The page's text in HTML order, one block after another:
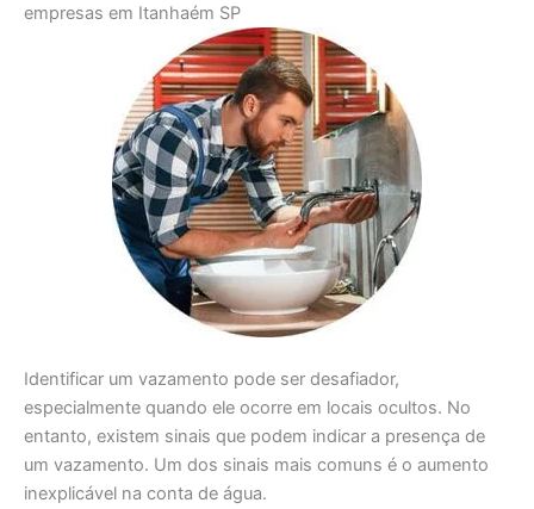
empresas em Itanhaém SP
Identificar um vazamento pode ser desafiador,
especialmente quando ele ocorre em locais ocultos. No
entanto, existem sinais que podem indicar a presença de
um vazamento. Um dos sinais mais comuns é o aumento
inexplicável na conta de água.